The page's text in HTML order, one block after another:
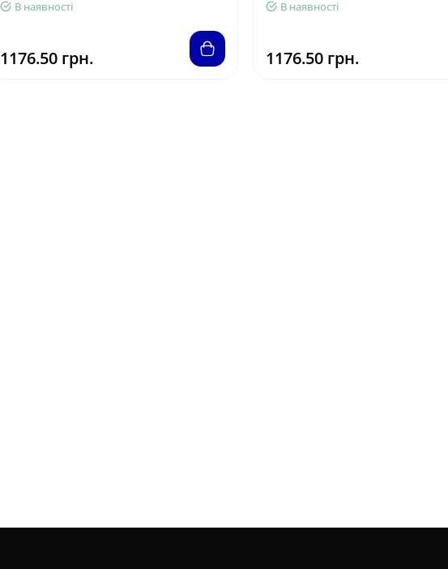
В наявності
1176.50 грн.
В наявності
1176.50 грн.